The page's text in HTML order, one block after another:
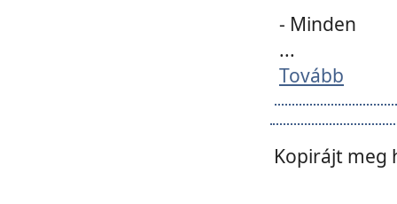
- Minden
...
Tovább
Kopirájt meg